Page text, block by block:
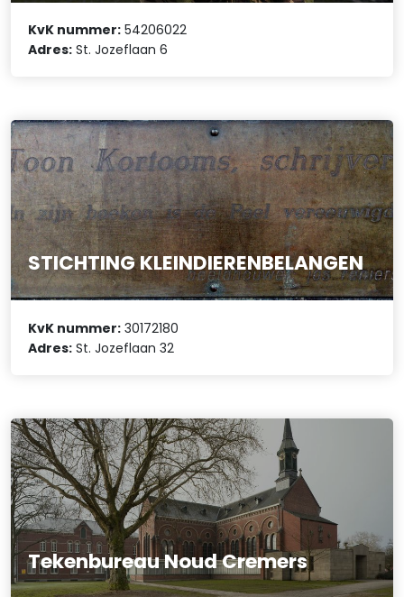
KvK nummer: 54206022
Adres: St. Jozeflaan 6
STICHTING KLEINDIERENBELANGEN
KvK nummer: 30172180
Adres: St. Jozeflaan 32
Tekenbureau Noud Cremers